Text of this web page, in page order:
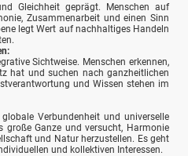
Gleichheit geprägt. Menschen auf
Zusammenarbeit und einen Sinn
legt Wert auf nachhaltiges Handeln
Sichtweise. Menschen erkennen,
hat und suchen nach ganzheitlichen
und Wissen stehen im
Verbundenheit und universelle
große Ganze und versucht, Harmonie
und Natur herzustellen. Es geht
und kollektiven Interessen.